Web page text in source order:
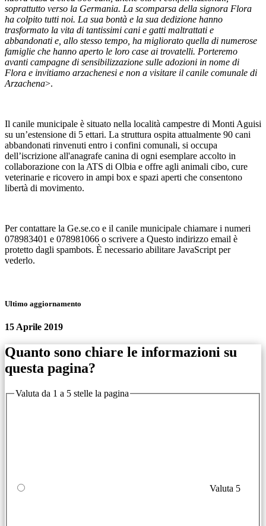
soprattutto verso la Germania. La scomparsa della signora Flora
ha colpito tutti noi. La sua bontà e la sua dedizione hanno
trasformato la vita di tantissimi cani e gatti maltrattati e
abbandonati e, allo stesso tempo, ha migliorato quella di numerose
famiglie che hanno aperto le loro case ai trovatelli. Porteremo
avanti campagne di sensibilizzazione sulle adozioni in nome di
Flora e invitiamo arzachenesi e non a visitare il canile comunale di
Arzachena>.
Il canile municipale è situato nella località campestre di Monti Aguisi
su un’estensione di 5 ettari. La struttura ospita attualmente 90 cani
abbandonati rinvenuti entro i confini comunali, si occupa
dell’iscrizione all'anagrafe canina di ogni esemplare accolto in
collaborazione con la ATS di Olbia e offre agli animali cibo, cure
veterinarie e ricovero in ampi box e spazi aperti che consentono
libertà di movimento.
Per contattare la Ge.se.co e il canile municipale chiamare i numeri
078983401 e 078981066 o scrivere a Questo indirizzo email è
protetto dagli spambots. È necessario abilitare JavaScript per
vederlo.
Ultimo aggiornamento
15 Aprile 2019
Quanto sono chiare le informazioni su
questa pagina?
Valuta da 1 a 5 stelle la pagina
Valuta 5